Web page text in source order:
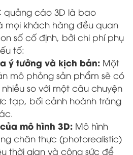
quảng cáo 3D là bao
mọi khách hàng đều quan
số cố định, bởi chi phí phụ
tố:
ý tưởng và kịch bản: Một
mô phỏng sản phẩm sẽ có
so với một câu chuyện
tạp, bối cảnh hoành tráng
mô hình 3D: Mô hình
chân thực (photorealistic)
thời gian và công sức để